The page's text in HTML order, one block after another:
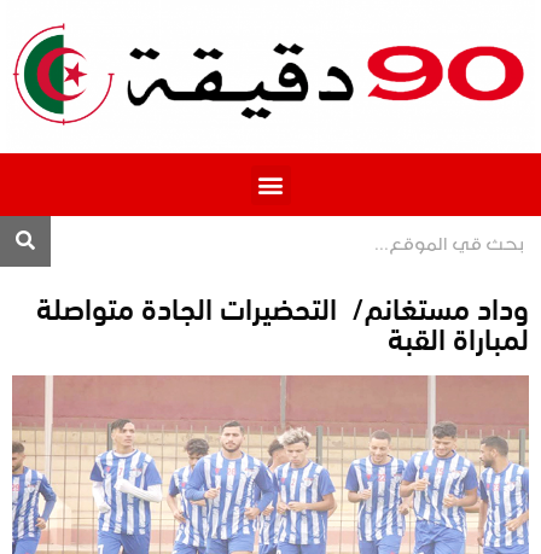
وداد مستغانم/ التحضيرات الجادة متواصلة
لمباراة القبة